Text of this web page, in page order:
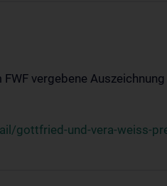
vergebene
gottfried-und-vera-weiss-